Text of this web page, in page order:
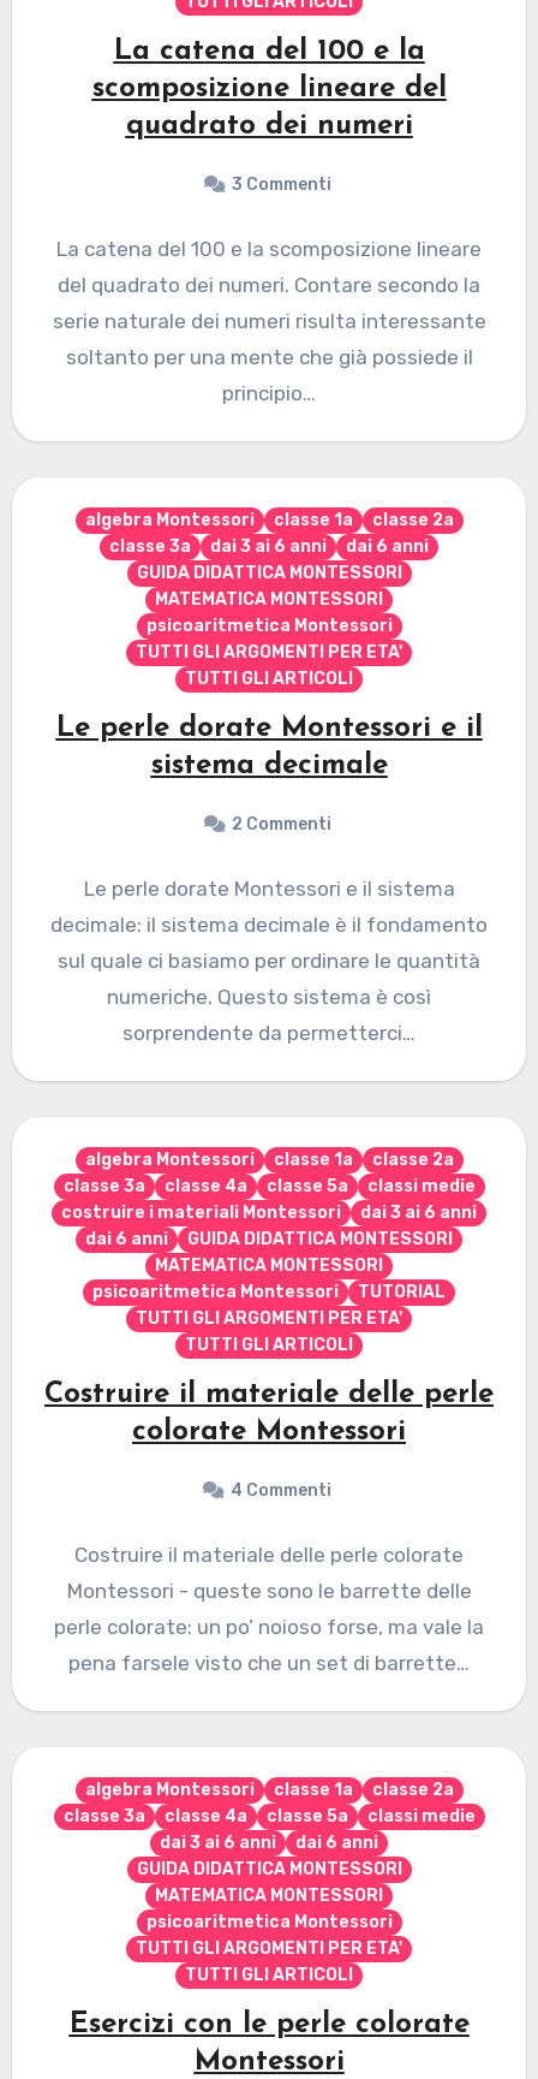
La catena del 100 e la
scomposizione lineare del
quadrato dei numeri
3 Commenti
La catena del 100 e la scomposizione lineare
del quadrato dei numeri. Contare secondo la
serie naturale dei numeri risulta interessante
soltanto per una mente che già possiede il
principio…
algebra Montessori classe 1a
classe 2a
classe 3a
dai 3 ai 6 anni
dai 6 anni
GUIDA DIDATTICA MONTESSORI
MATEMATICA MONTESSORI
psicoaritmetica Montessori
TUTTI GLI ARGOMENTI PER ETA'
TUTTI GLI ARTICOLI
Le perle dorate Montessori e il
sistema decimale
2 Commenti
Le perle dorate Montessori e il sistema
decimale: il sistema decimale è il fondamento
sul quale ci basiamo per ordinare le quantità
numeriche. Questo sistema è così
sorprendente da permetterci…
algebra Montessori classe 1a
classe 2a
classe 3a
classe 4a classe 5a
classi medie
costruire i materiali Montessori
dai 3 ai 6 anni
dai 6 anni
GUIDA DIDATTICA MONTESSORI
MATEMATICA MONTESSORI
psicoaritmetica Montessori
TUTORIAL
TUTTI GLI ARGOMENTI PER ETA'
TUTTI GLI ARTICOLI
Costruire il materiale delle perle
colorate Montessori
4 Commenti
Costruire il materiale delle perle colorate
Montessori - queste sono le barrette delle
perle colorate: un po’ noioso forse, ma vale la
pena farsele visto che un set di barrette…
algebra Montessori classe 1a
classe 2a
classe 3a
classe 4a classe 5a
classi medie
dai 3 ai 6 anni
dai 6 anni
GUIDA DIDATTICA MONTESSORI
MATEMATICA MONTESSORI
psicoaritmetica Montessori
TUTTI GLI ARGOMENTI PER ETA'
TUTTI GLI ARTICOLI
Esercizi con le perle colorate
Montessori